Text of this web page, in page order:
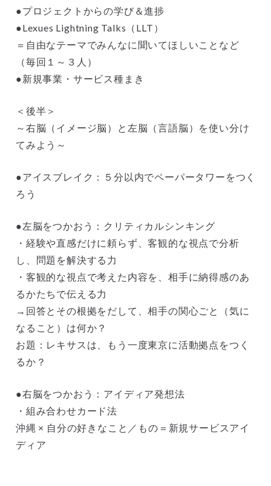
●プロジェクトからの学び＆進捗
●Lexues Lightning Talks（LLT）
＝自由なテーマでみんなに聞いてほしいことなど
（毎回１～３人）
●新規事業・サービス種まき
＜後半＞
～右脳（イメージ脳）と左脳（言語脳）を使い分け
てみよう～
●アイスブレイク：５分以内でペーパータワーをつく
ろう
●左脳をつかおう：クリティカルシンキング
・経験や直感だけに頼らず、客観的な視点で分析
し、問題を解決する力
・客観的な視点で考えた内容を、相手に納得感のあ
るかたちで伝える力
→回答とその根拠をだして、相手の関心ごと（気に
なること）は何か？
お題：レキサスは、もう一度東京に活動拠点をつく
るか？
●右脳をつかおう：アイディア発想法
・組み合わせカード法
沖縄 × 自分の好きなこと／もの＝新規サービスアイ
ディア